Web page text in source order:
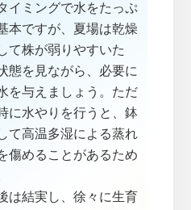
イミングで水をたっぷ
本ですが、夏場は乾燥
て株が弱りやすいた
態を見ながら、必要に
を与えましょう。ただ
に水やりを行うと、鉢
て高温多湿による蒸れ
傷めることがあるため
は結実し、徐々に生育